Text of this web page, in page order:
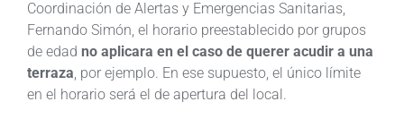
Coordinación de Alertas y Emergencias Sanitarias,
Fernando Simón, el horario preestablecido por grupos
de edad no aplicara en el caso de querer acudir a una
terraza , por ejemplo. En ese supuesto, el único límite
en el horario será el de apertura del local.